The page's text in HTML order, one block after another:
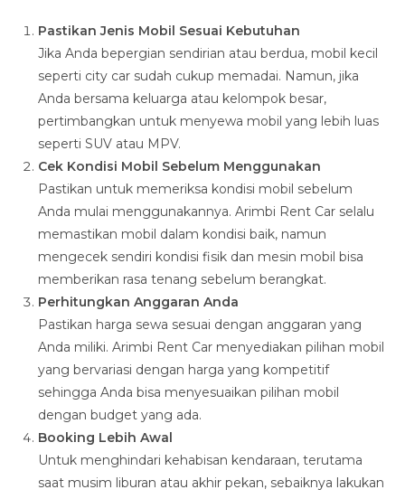
Pastikan Jenis Mobil Sesuai Kebutuhan
Jika Anda bepergian sendirian atau berdua, mobil kecil
seperti city car sudah cukup memadai. Namun, jika
Anda bersama keluarga atau kelompok besar,
pertimbangkan untuk menyewa mobil yang lebih luas
seperti SUV atau MPV.
Cek Kondisi Mobil Sebelum Menggunakan
Pastikan untuk memeriksa kondisi mobil sebelum
Anda mulai menggunakannya. Arimbi Rent Car selalu
memastikan mobil dalam kondisi baik, namun
mengecek sendiri kondisi fisik dan mesin mobil bisa
memberikan rasa tenang sebelum berangkat.
Perhitungkan Anggaran Anda
Pastikan harga sewa sesuai dengan anggaran yang
Anda miliki. Arimbi Rent Car menyediakan pilihan mobil
yang bervariasi dengan harga yang kompetitif
sehingga Anda bisa menyesuaikan pilihan mobil
dengan budget yang ada.
Booking Lebih Awal
Untuk menghindari kehabisan kendaraan, terutama
saat musim liburan atau akhir pekan, sebaiknya lakukan